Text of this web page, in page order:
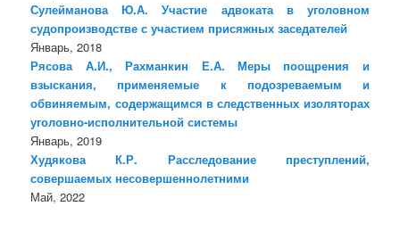
Сулейманова Ю.А. Участие адвоката в уголовном
судопроизводстве с участием присяжных заседателей
Январь, 2018
Рясова А.И., Рахманкин Е.А. Меры поощрения и
взыскания, применяемые к подозреваемым и
обвиняемым, содержащимся в следственных изоляторах
уголовно-исполнительной системы
Январь, 2019
Худякова К.Р. Расследование преступлений,
совершаемых несовершеннолетними
Май, 2022